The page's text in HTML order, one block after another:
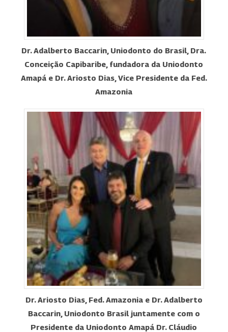
Dr. Adalberto Baccarin, Uniodonto do Brasil, Dra.
Conceição Capibaribe, fundadora da Uniodonto
Amapá e Dr. Ariosto Dias, Vice Presidente da Fed.
Amazonia
Dr. Ariosto Dias, Fed. Amazonia e Dr. Adalberto
Baccarin, Uniodonto Brasil juntamente com o
Presidente da Uniodonto Amapá Dr. Cláudio